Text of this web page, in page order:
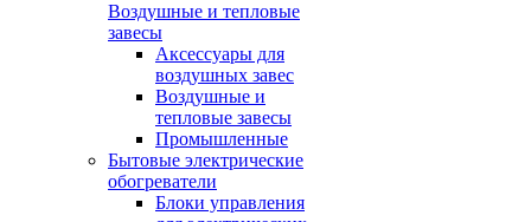
Воздушные и тепловые
завесы
Аксессуары для
воздушных завес
Воздушные и
тепловые завесы
Промышленные
Бытовые электрические
обогреватели
Блоки управления